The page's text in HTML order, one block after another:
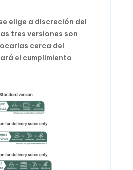
elige a discreción del
tres versiones son
cerca del
el cumplimiento